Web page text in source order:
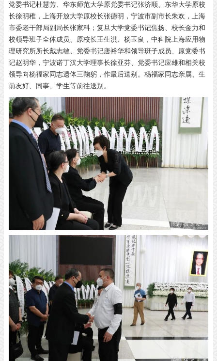
党委书记杜慧芳、华东师范大学原党委书记张济顺、东华大学原校
长徐明稚，上海开放大学原校长张德明，宁波市副市长朱欢，上海
市委老干部局副局长张家科；复旦大学党委书记焦扬、校长金力和
校领导班子全体成员、原校长王生洪、杨玉良，中科院上海应用物
理研究所所长戴志敏、党委书记唐裕华和领导班子成员、原党委书
记赵明华，宁波诺丁汉大学理事长徐亚芬、党委书记应雄和相关校
领导向杨福家同志遗体三鞠躬，作最后送别。杨福家同志亲属、生
前友好、同事、学生等前往送别。